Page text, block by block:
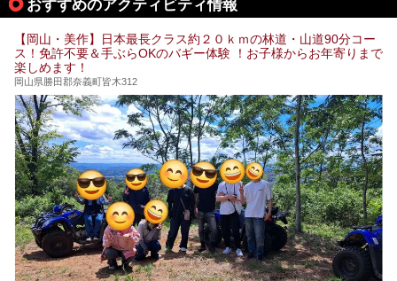
おすすめのアクティビティ情報
【岡山・美作】日本最長クラス約２０ｋｍの林道・山道90分コー
ス！免許不要＆手ぶらOKのバギー体験 ！お子様からお年寄りまで
楽しめます！
岡山県勝田郡奈義町皆木312